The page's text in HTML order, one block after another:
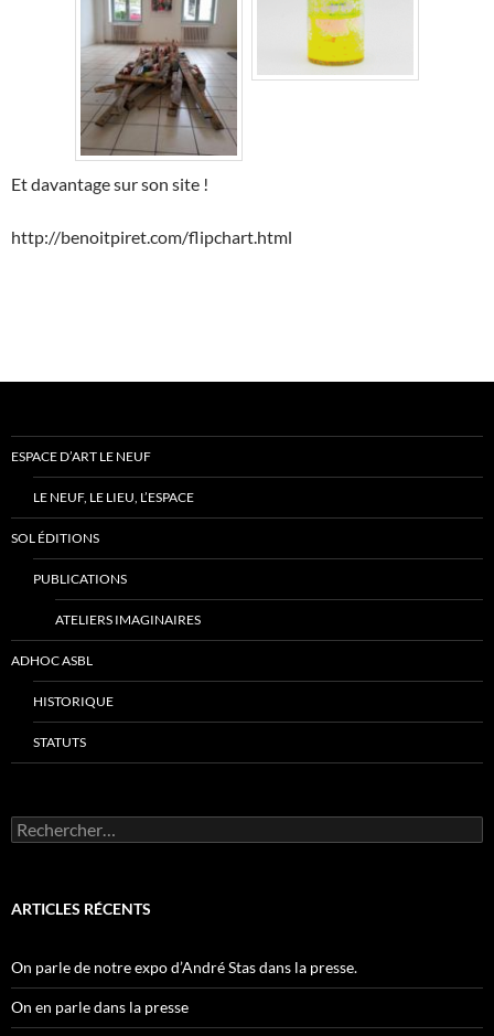
Et davantage sur son site !
http://benoitpiret.com/flipchart.html
ESPACE D’ART LE NEUF
LE NEUF, LE LIEU, L’ESPACE
SOL ÉDITIONS
PUBLICATIONS
ATELIERS IMAGINAIRES
ADHOC ASBL
HISTORIQUE
STATUTS
Rechercher :
ARTICLES RÉCENTS
On parle de notre expo d’André Stas dans la presse.
On en parle dans la presse